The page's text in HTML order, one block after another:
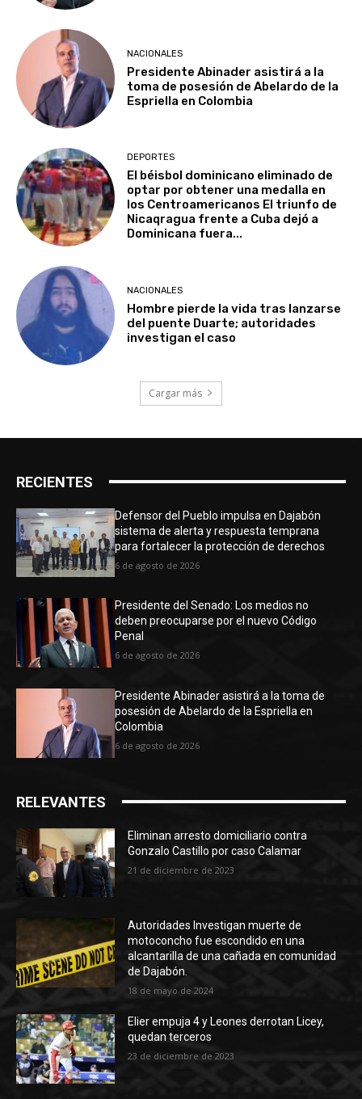
NACIONALES
Presidente Abinader asistirá a la
toma de posesión de Abelardo de la
Espriella en Colombia
DEPORTES
El béisbol dominicano eliminado de
optar por obtener una medalla en
los Centroamericanos El triunfo de
Nicaqragua frente a Cuba dejó a
Dominicana fuera...
NACIONALES
Hombre pierde la vida tras lanzarse
del puente Duarte; autoridades
investigan el caso
Cargar más
RECIENTES
Defensor del Pueblo impulsa en Dajabón
sistema de alerta y respuesta temprana
para fortalecer la protección de derechos
6 de agosto de 2026
Presidente del Senado: Los medios no
deben preocuparse por el nuevo Código
Penal
6 de agosto de 2026
Presidente Abinader asistirá a la toma de
posesión de Abelardo de la Espriella en
Colombia
6 de agosto de 2026
RELEVANTES
Eliminan arresto domiciliario contra
Gonzalo Castillo por caso Calamar
21 de diciembre de 2023
Autoridades Investigan muerte de
motoconcho fue escondido en una
alcantarilla de una cañada en comunidad
de Dajabón.
18 de mayo de 2024
Elier empuja 4 y Leones derrotan Licey,
quedan terceros
23 de diciembre de 2023